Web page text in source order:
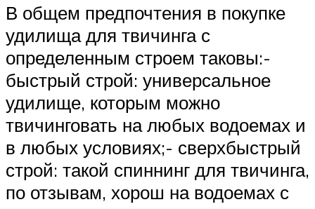
В общем предпочтения в покупке
удилища для твичинга с
определенным строем таковы:-
быстрый строй: универсальное
удилище, которым можно
твичинговать на любых водоемах и
в любых условиях;- сверхбыстрый
строй: такой спиннинг для твичинга,
по отзывам, хорош на водоемах с